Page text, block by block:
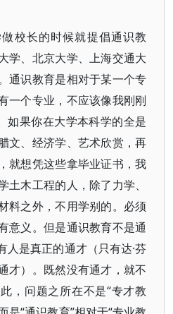
校长的时候就提倡通识教
学、北京大学、上海交通大
通识教育是相对于某一个专
一个专业，不应该像我刚刚
如果你在大学本科学的全是
文、经济学、艺术欣赏，再
就想凭这些拿毕业证书，我
木工程的人，除了力学、
料之外，不用学别的。必须
意义。但是通识教育不是通
人是真正的通才（只有达·芬
才）。既然没有通才，就不
，问题之所在不是“专才教